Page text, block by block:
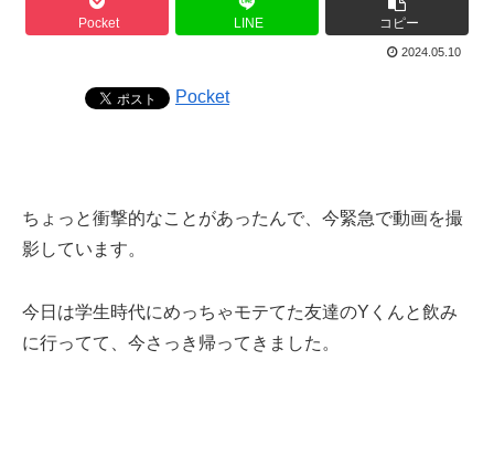
Pocket LINE コピー
2024.05.10
Pocket
ちょっと衝撃的なことがあったんで、今緊急で動画を撮
影しています。
今日は学生時代にめっちゃモテてた友達のYくんと飲み
に行ってて、今さっき帰ってきました。